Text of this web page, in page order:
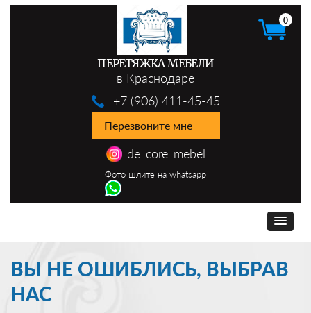
ПЕРЕТЯЖКА МЕБЕЛИ
в Краснодаре
de_core_mebel
Фото шлите на whatsapp
+7 (906) 411-45-45
Перезвоните мне
0
ВЫ НЕ ОШИБЛИСЬ, ВЫБРАВ
НАС